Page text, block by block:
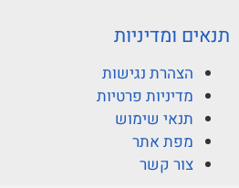
תנאים ומדיניות
הצהרת נגישות
מדיניות פרטיות
תנאי שימוש
מפת אתר
צור קשר